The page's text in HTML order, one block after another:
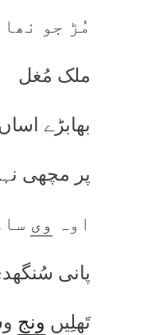
مُڑ جو
ملک مُغل
بھابڑے
پر مچھی
اوہ وی
پانی
تَھلِیں ونج